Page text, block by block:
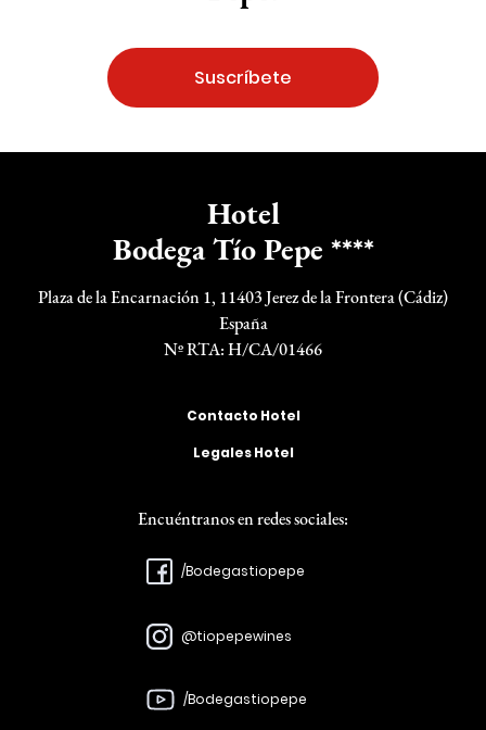
Suscríbete
Hotel
Bodega Tío Pepe ****
Plaza de la Encarnación 1, 11403 Jerez de la Frontera (Cádiz)
España
Nº RTA: H/CA/01466
Enlaces
Hotel
Contacto Hotel
Legales Hotel
Encuéntranos en redes sociales:
/Bodegastiopepe
@tiopepewines
/Bodegastiopepe